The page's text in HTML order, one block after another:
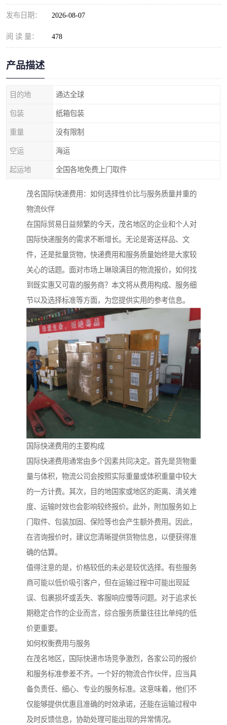
发布日期： 2026-08-07
阅 读 量： 478
产品描述
目的地 通达全球
包装 纸箱包装
重量 没有限制
空运 海运
起运地 全国各地免费上门取件
茂名国际快递费用：如何选择性价比与服务质量并重的
物流伙伴
在国际贸易日益频繁的今天，茂名地区的企业和个人对
国际快递服务的需求不断增长。无论是寄送样品、文
件，还是批量货物，快递费用和服务质量始终是大家较
关心的话题。面对市场上琳琅满目的物流报价，如何找
到既实惠又可靠的服务商？本文将从费用构成、服务细
节以及选择标准等方面，为您提供实用的参考信息。
国际快递费用的主要构成
国际快递费用通常由多个因素共同决定。首先是货物重
量与体积，物流公司会按照实际重量或体积重量中较大
的一方计费。其次，目的地国家或地区的距离、清关难
度、运输时效也会影响较终报价。此外，附加服务如上
门取件、包装加固、保险等也会产生额外费用。因此，
在咨询报价时，建议您清晰提供货物信息，以便获得准
确的估算。
值得注意的是，价格较低的未必是较优选择。有些服务
商可能以低价吸引客户，但在运输过程中可能出现延
误、包裹损坏或丢失、客服响应慢等问题。对于追求长
期稳定合作的企业而言，综合服务质量往往比单纯的低
价更重要。
如何权衡费用与服务
在茂名地区，国际快递市场竞争激烈，各家公司的报价
和服务标准参差不齐。一个好的物流合作伙伴，应当具
备负责任、细心、专业的服务标准。这意味着，他们不
仅能够提供优惠且准确的时效承诺，还能在运输过程中
及时反馈信息，协助处理可能出现的异常情况。